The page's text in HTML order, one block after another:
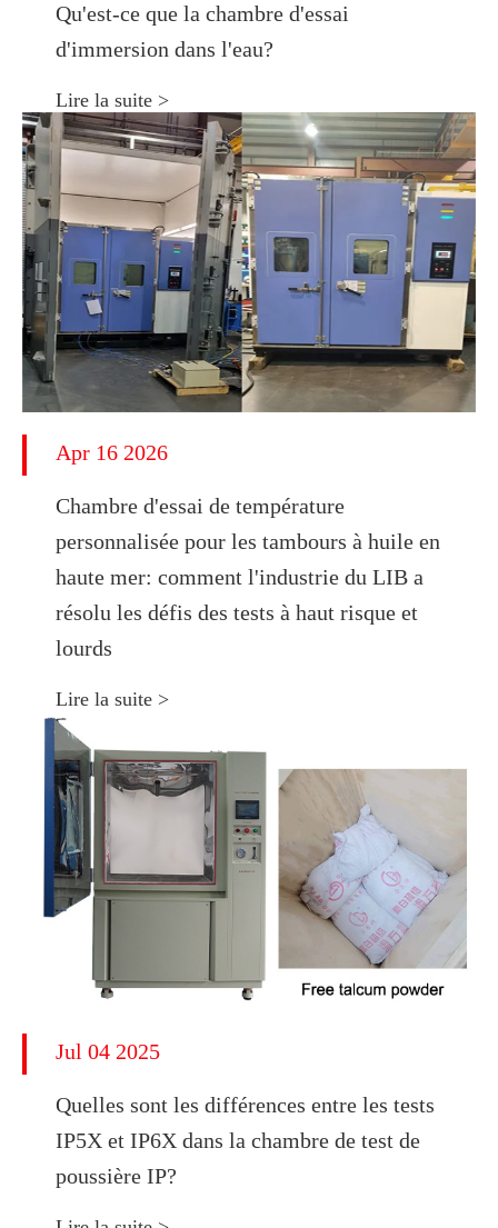
Qu'est-ce que la chambre d'essai
d'immersion dans l'eau?
Lire la suite >
Apr 16 2026
Chambre d'essai de température
personnalisée pour les tambours à huile en
haute mer: comment l'industrie du LIB a
résolu les défis des tests à haut risque et
lourds
Lire la suite >
Jul 04 2025
Quelles sont les différences entre les tests
IP5X et IP6X dans la chambre de test de
poussière IP?